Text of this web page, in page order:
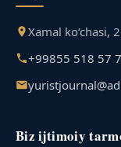
Xamal ko‘chasi,
+99855 518 57
Biz ijtimoiy